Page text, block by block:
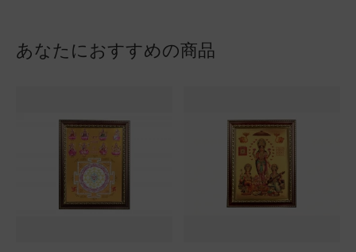
あなたにおすすめの商品